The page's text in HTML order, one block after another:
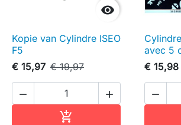

Kopie van Cylindre ISEO
F5
€ 15,97 € 19,97
 

avec 5
€ 15,98
